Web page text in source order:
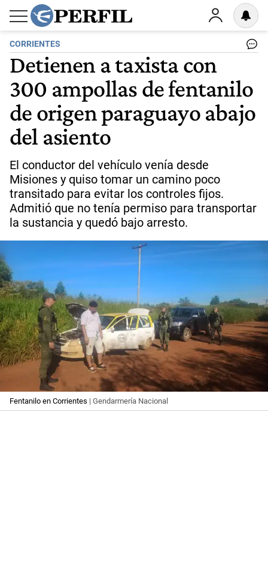
CORRIENTES
Detienen a taxista con
300 ampollas de fentanilo
de origen paraguayo abajo
del asiento
El conductor del vehículo venía desde
Misiones y quiso tomar un camino poco
transitado para evitar los controles fijos.
Admitió que no tenía permiso para transportar
la sustancia y quedó bajo arresto.
Fentanilo en Corrientes | Gendarmería Nacional